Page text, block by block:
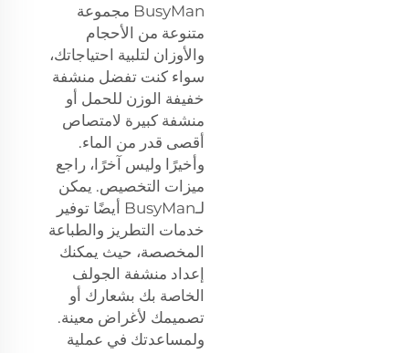
BusyMan مجموعة
متنوعة من الأحجام
والأوزان لتلبية احتياجاتك،
سواء كنت تفضل منشفة
خفيفة الوزن للحمل أو
منشفة كبيرة لامتصاص
أقصى قدر من الماء.
وأخيرًا وليس آخرًا، راجع
ميزات التخصيص. يمكن
لـBusyMan أيضًا توفير
خدمات التطريز والطباعة
المخصصة، حيث يمكنك
إعداد منشفة الجولف
الخاصة بك بشعارك أو
تصميمك لأغراض معينة.
ولمساعدتك في عملية